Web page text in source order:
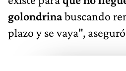
golondrinabuscando
plazo y se vaya",